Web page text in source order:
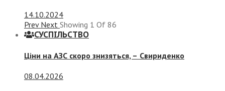
14.10.2024
Prev Next Showing 1 Of 86
СУСПIЛЬСТВО
Ціни на АЗС скоро знизяться, – Свириденко
08.04.2026